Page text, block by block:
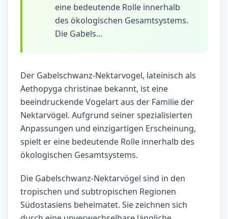
eine bedeutende Rolle innerhalb
des ökologischen Gesamtsystems.
Die Gabels...
Der Gabelschwanz-Nektarvogel, lateinisch als
Aethopyga christinae bekannt, ist eine
beeindruckende Vogelart aus der Familie der
Nektarvögel. Aufgrund seiner spezialisierten
Anpassungen und einzigartigen Erscheinung,
spielt er eine bedeutende Rolle innerhalb des
ökologischen Gesamtsystems.
Die Gabelschwanz-Nektarvögel sind in den
tropischen und subtropischen Regionen
Südostasiens beheimatet. Sie zeichnen sich